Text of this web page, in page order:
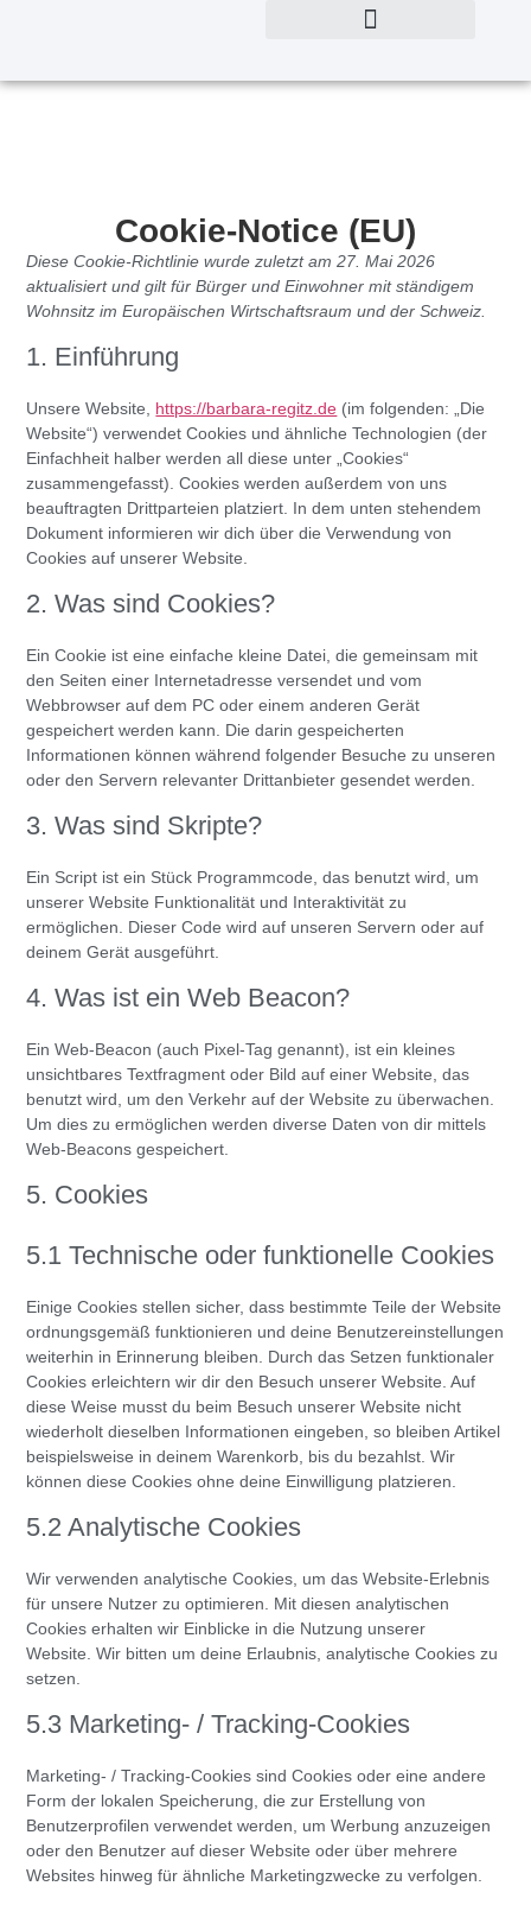
Cookie-Notice (EU)
Diese Cookie-Richtlinie wurde zuletzt am 27. Mai 2026
aktualisiert und gilt für Bürger und Einwohner mit ständigem
Wohnsitz im Europäischen Wirtschaftsraum und der Schweiz.
1. Einführung
Unsere Website, https://barbara-regitz.de (im folgenden: „Die
Website“) verwendet Cookies und ähnliche Technologien (der
Einfachheit halber werden all diese unter „Cookies“
zusammengefasst). Cookies werden außerdem von uns
beauftragten Drittparteien platziert. In dem unten stehendem
Dokument informieren wir dich über die Verwendung von
Cookies auf unserer Website.
2. Was sind Cookies?
Ein Cookie ist eine einfache kleine Datei, die gemeinsam mit
den Seiten einer Internetadresse versendet und vom
Webbrowser auf dem PC oder einem anderen Gerät
gespeichert werden kann. Die darin gespeicherten
Informationen können während folgender Besuche zu unseren
oder den Servern relevanter Drittanbieter gesendet werden.
3. Was sind Skripte?
Ein Script ist ein Stück Programmcode, das benutzt wird, um
unserer Website Funktionalität und Interaktivität zu
ermöglichen. Dieser Code wird auf unseren Servern oder auf
deinem Gerät ausgeführt.
4. Was ist ein Web Beacon?
Ein Web-Beacon (auch Pixel-Tag genannt), ist ein kleines
unsichtbares Textfragment oder Bild auf einer Website, das
benutzt wird, um den Verkehr auf der Website zu überwachen.
Um dies zu ermöglichen werden diverse Daten von dir mittels
Web-Beacons gespeichert.
5. Cookies
5.1 Technische oder funktionelle Cookies
Einige Cookies stellen sicher, dass bestimmte Teile der Website
ordnungsgemäß funktionieren und deine Benutzereinstellungen
weiterhin in Erinnerung bleiben. Durch das Setzen funktionaler
Cookies erleichtern wir dir den Besuch unserer Website. Auf
diese Weise musst du beim Besuch unserer Website nicht
wiederholt dieselben Informationen eingeben, so bleiben Artikel
beispielsweise in deinem Warenkorb, bis du bezahlst. Wir
können diese Cookies ohne deine Einwilligung platzieren.
5.2 Analytische Cookies
Wir verwenden analytische Cookies, um das Website-Erlebnis
für unsere Nutzer zu optimieren. Mit diesen analytischen
Cookies erhalten wir Einblicke in die Nutzung unserer
Website. Wir bitten um deine Erlaubnis, analytische Cookies zu
setzen.
5.3 Marketing- / Tracking-Cookies
Marketing- / Tracking-Cookies sind Cookies oder eine andere
Form der lokalen Speicherung, die zur Erstellung von
Benutzerprofilen verwendet werden, um Werbung anzuzeigen
oder den Benutzer auf dieser Website oder über mehrere
Websites hinweg für ähnliche Marketingzwecke zu verfolgen.